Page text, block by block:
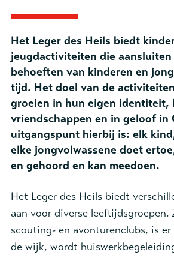
Het Leger des Heils biedt
jeugdactiviteiten die
behoeften van kinderen en
tijd. Het doel van de
groeien in hun eigen identiteit,
vriendschappen en in geloof in
uitgangspunt hierbij is: elk
elke jongvolwassene doet
en gehoord en kan meedoen.
Het Leger des Heils biedt
aan voor diverse leeftijdsgroepen.
scouting- en avonturenclubs, is
de wijk, wordt